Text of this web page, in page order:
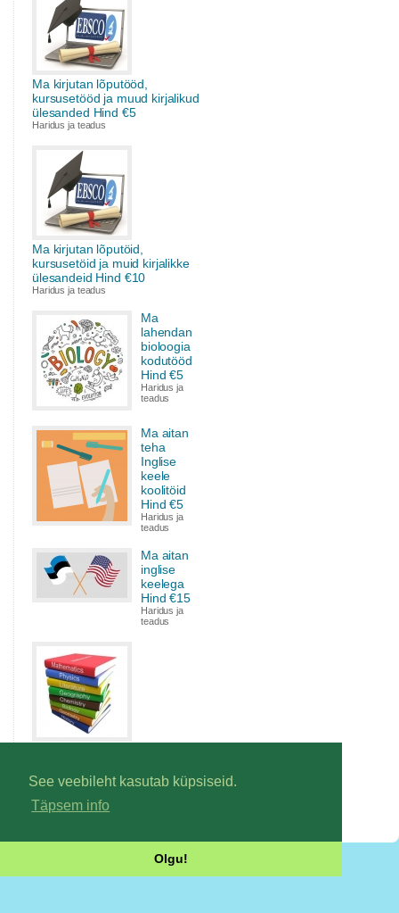
See veebileht kasutab küpsiseid.
Täpsem info
Olgu!
Ma kirjutan lõputööd,
kursusetööd ja muud kirjalikud
ülesanded Hind €5
Haridus ja teadus
Ma kirjutan lõputöid,
kursusetöid ja muid kirjalikke
ülesandeid Hind €10
Haridus ja teadus
Ma
lahendan
bioloogia
kodutööd
Hind €5
Haridus ja
teadus
Ma aitan
teha
Inglise
keele
koolitöid
Hind €5
Haridus ja
teadus
Ma aitan
inglise
keelega
Hind €15
Haridus ja
teadus
matemaatika ülesandeid Hind
Haridus ja teadus